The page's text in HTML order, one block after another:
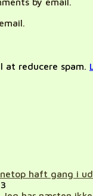
at reducere spam.
haft gang i